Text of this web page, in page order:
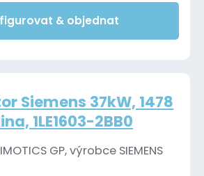
& objednat
Siemens 37kW, 1478
1LE1603-2BB0
GP, výrobce SIEMENS